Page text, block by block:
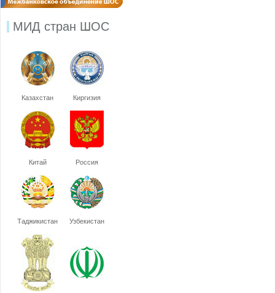
МИД стран ШОС
Казахстан Киргизия
Китай Россия
Таджикистан Узбекистан